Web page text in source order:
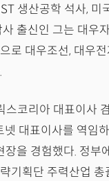
생산공학 석사, 미
출신인 그는 대우
로 대우조선, 대우
스코리아 대표이사
넷 대표이사를 역임
장을 경험했다. 정부
기획단 주력산업 총